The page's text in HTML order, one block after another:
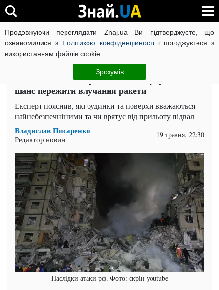
Продовжуючи переглядати Znaj.ua Ви підтверджуєте, що
ознайомилися з Політикою конфіденційностіі погоджуєтеся з
використанням файлів cookie.
Зрозумів
ВІЙНА РОСІЇ ПРОТИ УКРАЇНИ КОРОНАВІРУС В УКРАЇНІ
ЧИТАТЬ НА РУССКОМ
Підвал багатоповерхівки замість укриття: чи є
шанс пережити влучання ракети
Експерт пояснив, які будинки та поверхи вважаються
найнебезпечнішими та чи врятує від прильоту підвал
Владислав Писаренко
Редактор новин 19 травня, 22:30
Наслідки атаки рф. Фото: скрін youtube